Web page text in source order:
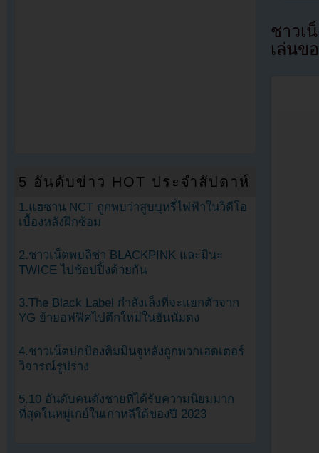
ชาวเ
เล่นข
5 อันดับข่าว HOT ประจำสัปดาห์
1.แฮชาน NCT ถูกพบว่าสูบบุหรี่ไฟฟ้าในวิดีโอ
เบื้องหลังฝึกซ้อม
2.ชาวเน็ตพบลิซ่า BLACKPINK และมินะ
TWICE ไปช้อปปิ้งด้วยกัน
3.The Black Label กำลังเล็งที่จะแยกตัวจาก
YG ย้ายอฟฟิศไปตึกใหม่ในฮันนัมดง
4.ชาวเน็ตปกป้องคิมมินจูหลังถูกพวกเฮดเตอร์
วิจารณ์รูปร่าง
5.10 อันดับคนดังชายที่ได้รับความนิยมมาก
ที่สุดในหมู่เกย์ในเกาหลีใต้ของปี 2023